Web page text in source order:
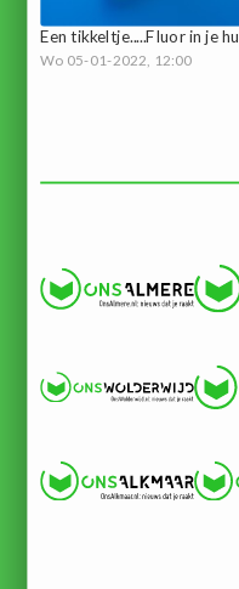
Een tikkeltje.....Fluor in je
Wo 05-01-2022, 12:00